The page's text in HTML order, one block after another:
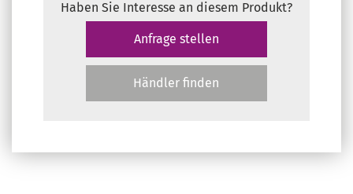
Haben Sie Interesse an diesem Produkt?
Anfrage stellen
Händler finden